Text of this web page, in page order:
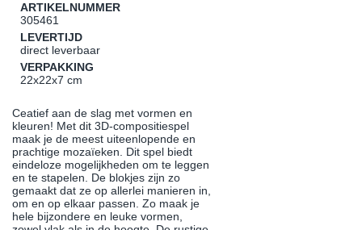
ARTIKELNUMMER
305461
LEVERTIJD
direct leverbaar
VERPAKKING
22x22x7 cm
Ceatief aan de slag met vormen en
kleuren! Met dit 3D-compositiespel
maak je de meest uiteenlopende en
prachtige mozaïeken. Dit spel biedt
eindeloze mogelijkheden om te leggen
en te stapelen. De blokjes zijn zo
gemaakt dat ze op allerlei manieren in,
om en op elkaar passen. Zo maak je
hele bijzondere en leuke vormen,